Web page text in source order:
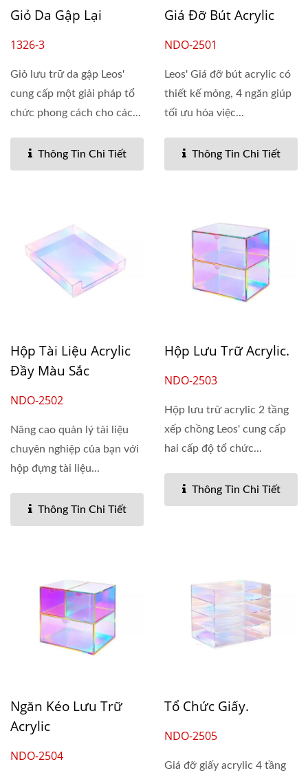
Giỏ Da Gập Lại
1326-3
Giỏ lưu trữ da gập Leos'
cung cấp một giải pháp tổ
chức phong cách cho các...
Thông Tin Chi Tiết
Giá Đỡ Bút Acrylic
NDO-2501
Leos' Giá đỡ bút acrylic có
thiết kế mỏng, 4 ngăn giúp
tối ưu hóa việc...
Thông Tin Chi Tiết
Hộp Tài Liệu Acrylic
Đầy Màu Sắc
NDO-2502
Nâng cao quản lý tài liệu
chuyên nghiệp của bạn với
hộp đựng tài liệu...
Thông Tin Chi Tiết
Hộp Lưu Trữ Acrylic.
NDO-2503
Hộp lưu trữ acrylic 2 tầng
xếp chồng Leos' cung cấp
hai cấp độ tổ chức...
Thông Tin Chi Tiết
Ngăn Kéo Lưu Trữ
Acrylic
NDO-2504
Tổ Chức Giấy.
NDO-2505
Giá đỡ giấy acrylic 4 tầng